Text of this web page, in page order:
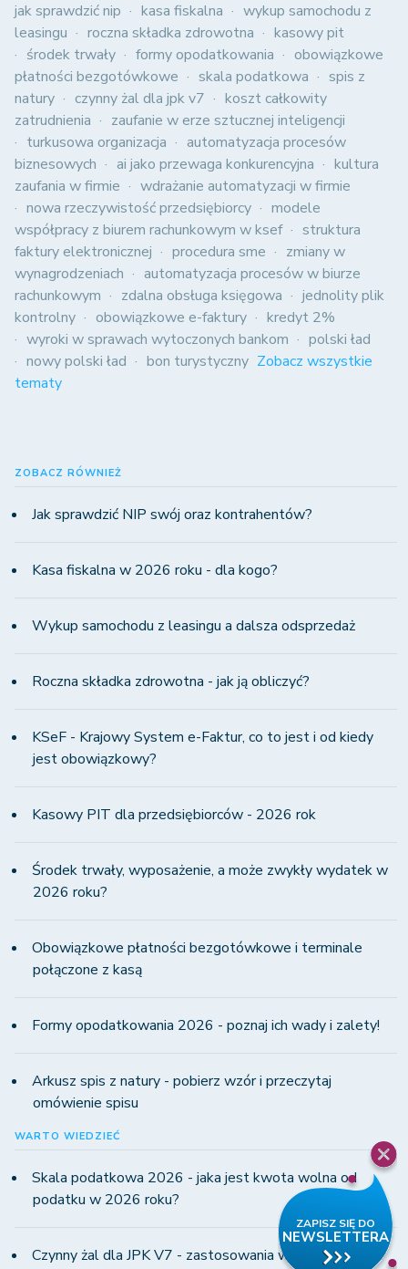
jak sprawdzić nip kasa fiskalna
wykup samochodu z
leasingu
roczna składka zdrowotna
kasowy pit
środek trwały
formy opodatkowania
obowiązkowe
płatności bezgotówkowe
skala podatkowa
spis z
natury
czynny żal dla jpk v7
koszt całkowity
zatrudnienia
zaufanie w erze sztucznej inteligencji
turkusowa organizacja
automatyzacja procesów
biznesowych
ai jako przewaga konkurencyjna
kultura
zaufania w firmie
wdrażanie automatyzacji w firmie
nowa rzeczywistość przedsiębiorcy
modele
współpracy z biurem rachunkowym w ksef
struktura
faktury elektronicznej
procedura sme
zmiany w
wynagrodzeniach
automatyzacja procesów w biurze
rachunkowym
zdalna obsługa księgowa
jednolity plik
kontrolny
obowiązkowe e-faktury
kredyt 2%
wyroki w sprawach wytoczonych bankom
polski ład
nowy polski ład
bon turystyczny Zobacz wszystkie
tematy
ZOBACZ RÓWNIEŻ
Jak sprawdzić NIP swój oraz kontrahentów?
Kasa fiskalna w 2026 roku - dla kogo?
Wykup samochodu z leasingu a dalsza odsprzedaż
Roczna składka zdrowotna - jak ją obliczyć?
KSeF - Krajowy System e-Faktur, co to jest i od kiedy
jest obowiązkowy?
Kasowy PIT dla przedsiębiorców - 2026 rok
Środek trwały, wyposażenie, a może zwykły wydatek w
2026 roku?
Obowiązkowe płatności bezgotówkowe i terminale
połączone z kasą
Formy opodatkowania 2026 - poznaj ich wady i zalety!
Arkusz spis z natury - pobierz wzór i przeczytaj
omówienie spisu
WARTO WIEDZIEĆ
Skala podatkowa 2026 - jaka jest kwota wolna od
podatku w 2026 roku?
Czynny żal dla JPK V7 - zastosowania w praktyce